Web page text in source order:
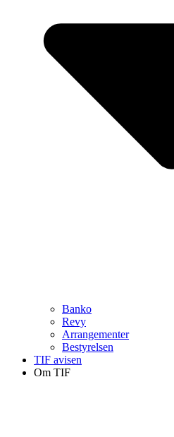
Banko
Revy
Arrangementer
Bestyrelsen
TIF avisen
Om TIF